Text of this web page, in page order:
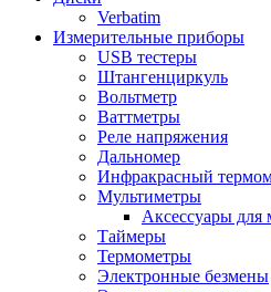
Verbatim
Измерительные приборы
USB тестеры
Штангенциркуль
Вольтметр
Ваттметры
Реле напряжения
Дальномер
Инфракрасный
Мультиметры
Аксессуары для
Таймеры
Термометры
Электронные безмены